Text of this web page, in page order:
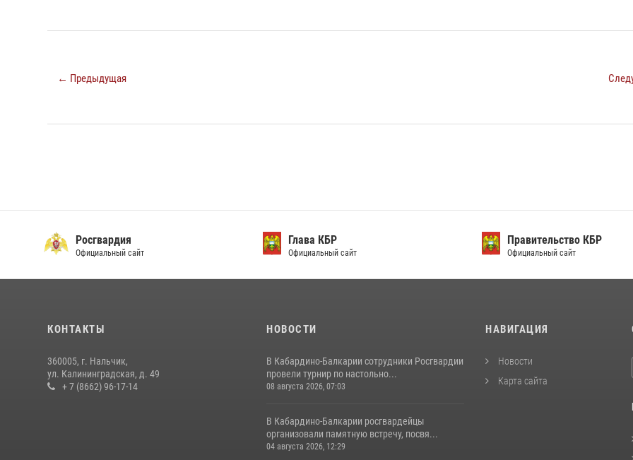
← Предыдущая
Росгвардия
Официальный сайт
Глава КБР
Официальный сайт
Правительство КБР
Официальный сайт
КОНТАКТЫ
360005, г. Нальчик,
ул. Калининградская, д. 49
+ 7 (8662) 96-17-14
НОВОСТИ
В Кабардино-Балкарии сотрудники Росгвардии
провели турнир по настольно...
08 августа 2026, 07:03
В Кабардино-Балкарии росгвардейцы
организовали памятную встречу, посвя...
04 августа 2026, 12:29
НАВИГАЦИЯ
Новости
Карта сайта